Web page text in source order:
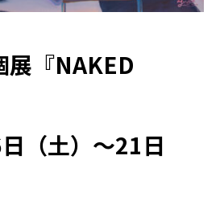
展『NAKED
（土）～21日